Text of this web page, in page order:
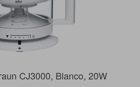
CJ3000, Blanco, 20W